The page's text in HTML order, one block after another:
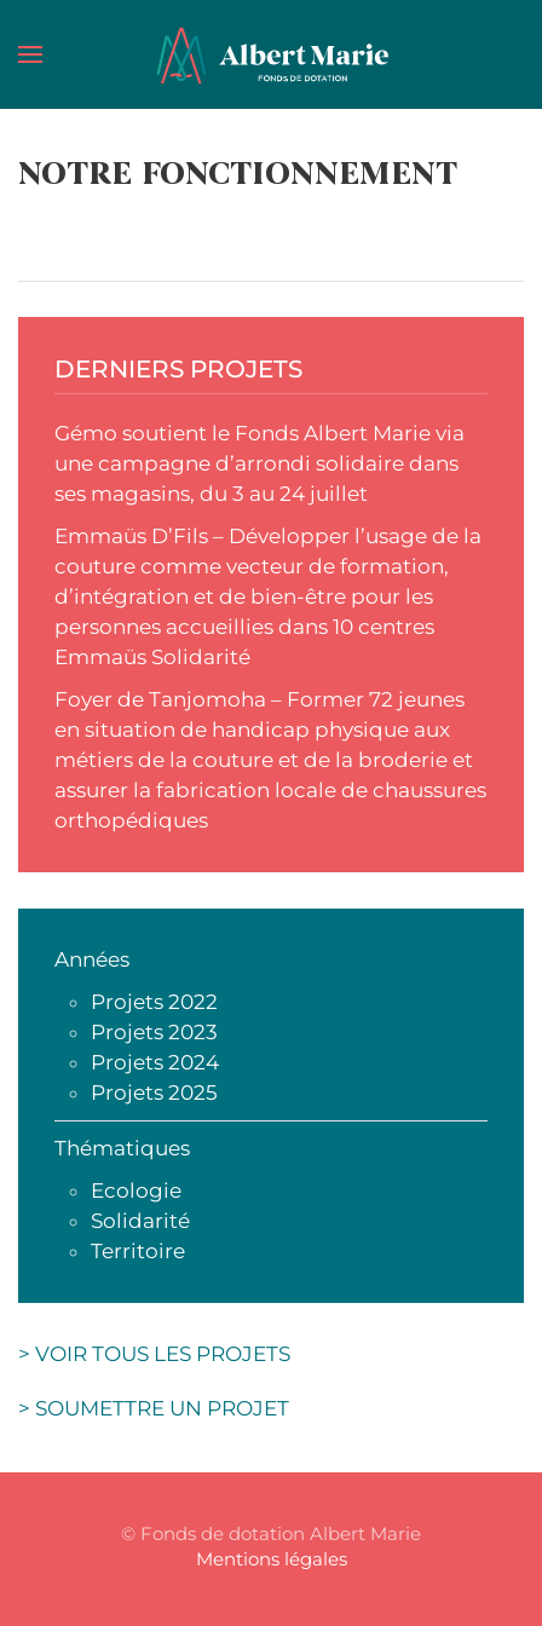
Passer au contenu principal
NOTRE FONCTIONNEMENT
DERNIERS PROJETS
Gémo soutient le Fonds Albert Marie via
une campagne d’arrondi solidaire dans
ses magasins, du 3 au 24 juillet
Emmaüs D’Fils – Développer l’usage de la
couture comme vecteur de formation,
d’intégration et de bien-être pour les
personnes accueillies dans 10 centres
Emmaüs Solidarité
Foyer de Tanjomoha – Former 72 jeunes
en situation de handicap physique aux
métiers de la couture et de la broderie et
assurer la fabrication locale de chaussures
orthopédiques
Années
Projets 2022
Projets 2023
Projets 2024
Projets 2025
Thématiques
Ecologie
Solidarité
Territoire
> VOIR TOUS LES PROJETS
> SOUMETTRE UN PROJET
© Fonds de dotation Albert Marie
Mentions légales